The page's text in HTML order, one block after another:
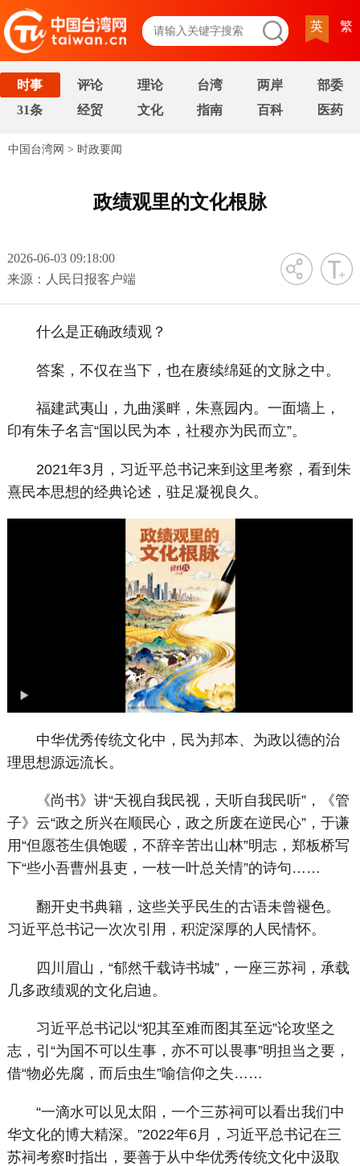
英 繁
时事 评论 理论 台湾 两岸
部委
31条
经贸 文化 指南 百科 医药
中国台湾网 > 时政要闻
政绩观里的文化根脉
2026-06-03 09:18:00
来源：人民日报客户端
字号
什么是正确政绩观？
答案，不仅在当下，也在赓续绵延的文脉之中。
福建武夷山，九曲溪畔，朱熹园内。一面墙上，
印有朱子名言“国以民为本，社稷亦为民而立”。
2021年3月，习近平总书记来到这里考察，看到朱
熹民本思想的经典论述，驻足凝视良久。
中华优秀传统文化中，民为邦本、为政以德的治
理思想源远流长。
《尚书》讲“天视自我民视，天听自我民听”，《管
子》云“政之所兴在顺民心，政之所废在逆民心”，于谦
用“但愿苍生俱饱暖，不辞辛苦出山林”明志，郑板桥写
下“些小吾曹州县吏，一枝一叶总关情”的诗句……
翻开史书典籍，这些关乎民生的古语未曾褪色。
习近平总书记一次次引用，积淀深厚的人民情怀。
四川眉山，“郁然千载诗书城”，一座三苏祠，承载
几多政绩观的文化启迪。
习近平总书记以“犯其至难而图其至远”论攻坚之
志，引“为国不可以生事，亦不可以畏事”明担当之要，
借“物必先腐，而后虫生”喻信仰之失……
“一滴水可以见太阳，一个三苏祠可以看出我们中
华文化的博大精深。”2022年6月，习近平总书记在三
苏祠考察时指出，要善于从中华优秀传统文化中汲取